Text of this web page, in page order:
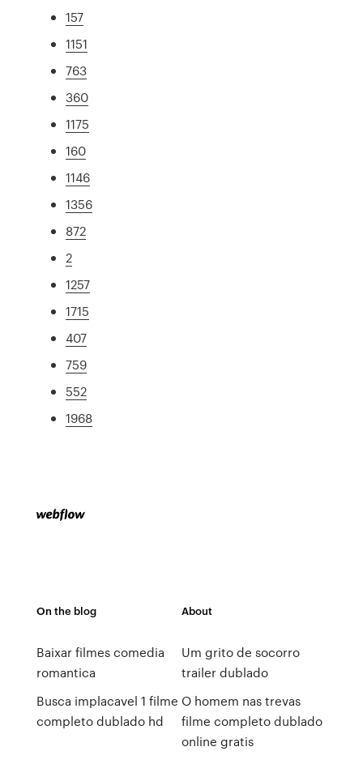
157
1151
763
360
1175
160
1146
1356
872
2
1257
1715
407
759
552
1968
On the blog
Baixar filmes comedia
romantica
Busca implacavel 1 filme
completo dublado hd
About
Um grito de socorro
trailer dublado
O homem nas trevas
filme completo dublado
online gratis